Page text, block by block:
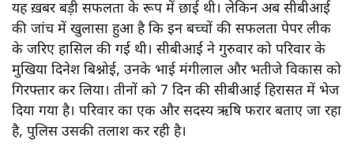
यह ख़बर बड़ी सफलता के रूप में छाई थी। लेकिन अब सीबीआई
की जांच में खुलासा हुआ है कि इन बच्चों की सफलता पेपर लीक
के जरिए हासिल की गई थी। सीबीआई ने गुरुवार को परिवार के
मुखिया दिनेश बिश्नोई, उनके भाई मंगीलाल और भतीजे विकास को
गिरफ्तार कर लिया। तीनों को 7 दिन की सीबीआई हिरासत में भेज
दिया गया है। परिवार का एक और सदस्य ऋषि फरार बताए जा रहा
है, पुलिस उसकी तलाश कर रही है।